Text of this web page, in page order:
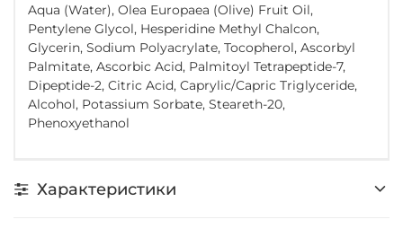
Aqua (Water), Olea Europaea (Olive) Fruit Oil,
Pentylene Glycol, Hesperidine Methyl Chalcon,
Glycerin, Sodium Polyacrylate, Tocopherol, Ascorbyl
Palmitate, Ascorbic Acid, Palmitoyl Tetrapeptide-7,
Dipeptide-2, Citric Acid, Caprylic/Capric Triglyceride,
Alcohol, Potassium Sorbate, Steareth-20,
Phenoxyethanol
Характеристики